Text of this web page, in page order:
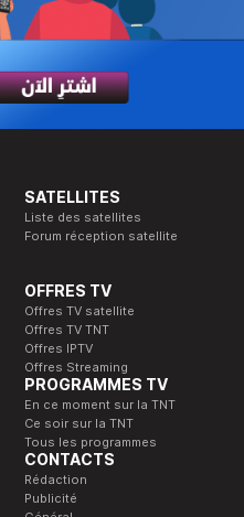
SATELLITES
Liste des satellites
Forum réception satellite
OFFRES TV
Offres TV satellite
Offres TV TNT
Offres IPTV
Offres Streaming
PROGRAMMES TV
En ce moment sur la TNT
Ce soir sur la TNT
Tous les programmes
CONTACTS
Rédaction
Publicité